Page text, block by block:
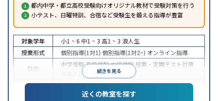
都内中学・都立高校受験向けオリジナル教材で受験対策を行う
小テスト、日曜特訓、合宿など受験生を鍛える指導が豊富
続きを見る
対象学年 小1 ~ 6 中1 ~ 3 高1 ~ 3 浪人生
授業形式
個別指導(1対1) 個別指導(1対2~) オンライン指導
目的
中学受験高校受験大学受験 授業・定期テスト対策
推薦入試対策
中高一貫校生に対応授業の振替可能オンライン対
季節講習のみの受講可
近くの教室を探す